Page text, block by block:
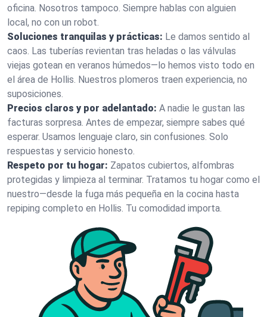
oficina. Nosotros tampoco. Siempre hablas con alguien
local, no con un robot.
Soluciones tranquilas y prácticas: Le damos sentido al
caos. Las tuberías revientan tras heladas o las válvulas
viejas gotean en veranos húmedos—lo hemos visto todo en
el área de Hollis. Nuestros plomeros traen experiencia, no
suposiciones.
Precios claros y por adelantado: A nadie le gustan las
facturas sorpresa. Antes de empezar, siempre sabes qué
esperar. Usamos lenguaje claro, sin confusiones. Solo
respuestas y servicio honesto.
Respeto por tu hogar: Zapatos cubiertos, alfombras
protegidas y limpieza al terminar. Tratamos tu hogar como el
nuestro—desde la fuga más pequeña en la cocina hasta
repiping completo en Hollis. Tu comodidad importa.